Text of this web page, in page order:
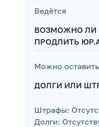
Ведётся
ВОЗМОЖНО ЛИ
ПРОДЛИТЬ
Можно оставить
ДОЛГИ ИЛИ
Штрафы:
Долги: